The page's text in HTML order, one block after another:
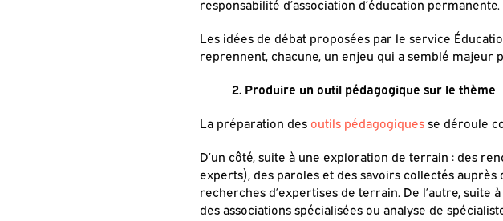
responsabilité d’association d’éducation permanente.
Les idées de débat proposées par le service
reprennent, chacune, un enjeu qui a semblé majeur
2. Produire un outil pédagogique sur le thème
La préparation des outils pédagogiquesse déroule
D’un côté, suite à une exploration de terrain : des
experts), des paroles et des savoirs collectés auprès
recherches d’expertises de terrain. De l’autre,
des associations spécialisées ou analyse de